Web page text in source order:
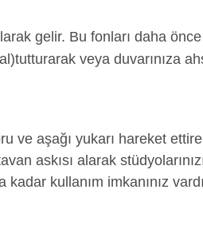
gelir. Bu fonları daha
veya duvarınıza
ve aşağı yukarı hareket
askısı alarak
kullanım imkanınız